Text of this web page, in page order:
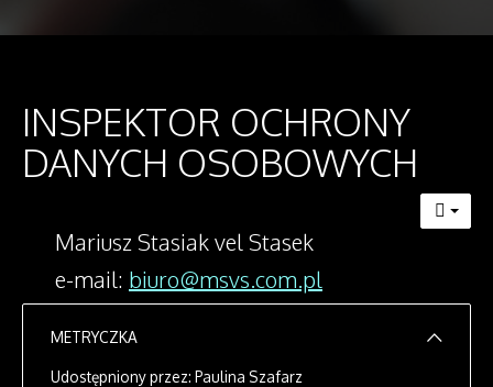
INSPEKTOR OCHRONY
DANYCH OSOBOWYCH
Mariusz Stasiak vel Stasek
e-mail: biuro@msvs.com.pl
METRYCZKA
Udostępniony przez: Paulina Szafarz